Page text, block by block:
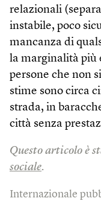
relazionali
instabile, poco
mancanza di
la marginalità più
persone che non
stime sono circa
strada, in
città senza
Questo articolo è
sociale.
Internazionale